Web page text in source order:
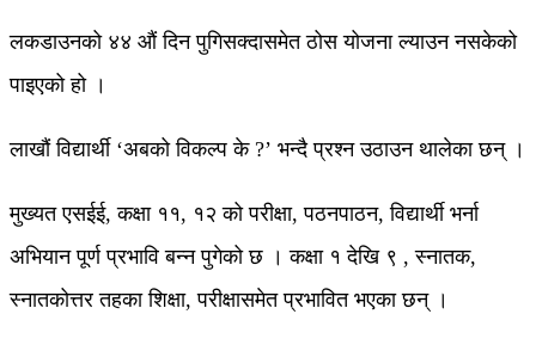
लकडाउनको ४४ औं दिन पुगिसक्दासमेत ठोस योजना ल्याउन नसकेको
पाइएको हो ।
लाखौं विद्यार्थी ‘अबको विकल्प के ?’ भन्दै प्रश्न उठाउन थालेका छन् ।
मुख्यत एसईई, कक्षा ११, १२ को परीक्षा, पठनपाठन, विद्यार्थी भर्ना
अभियान पूर्ण प्रभावि बन्न पुगेको छ । कक्षा १ देखि ९ , स्नातक,
स्नातकोत्तर तहका शिक्षा, परीक्षासमेत प्रभावित भएका छन् ।